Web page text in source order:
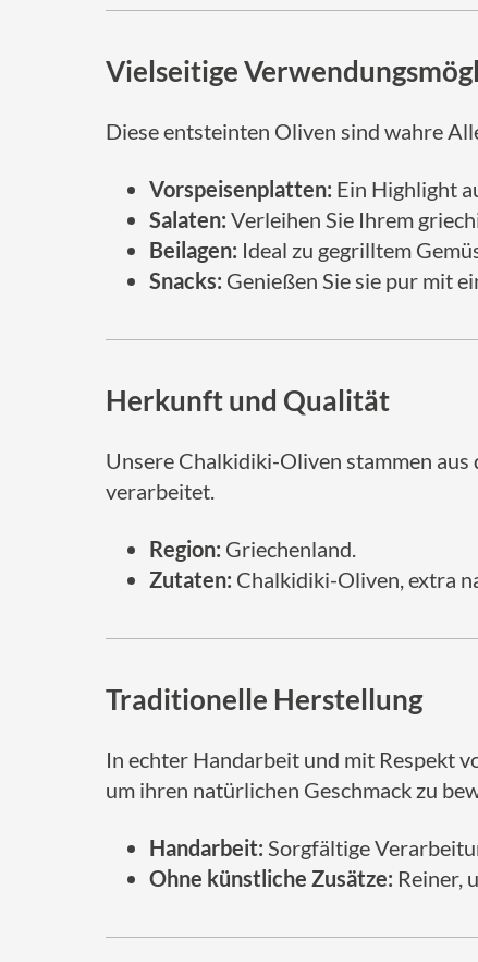
Vielseitige
Diese entsteinten Oliven sind wahre
Vorspeisenplatten: Ein Highlight
Salaten: Verleihen Sie Ihrem
Beilagen: Ideal zu gegrilltem
Snacks: Genießen Sie sie pur mit
Herkunft und Qualität
Unsere Chalkidiki-Oliven stammen
verarbeitet.
Region: Griechenland.
Zutaten: Chalkidiki-Oliven, extra
Traditionelle Herstellung
In echter Handarbeit und mit Respekt
um ihren natürlichen Geschmack zu
Handarbeit: Sorgfältige
Ohne künstliche Zusätze: Reiner,